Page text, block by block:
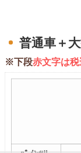
普通車＋
※下段赤文字は